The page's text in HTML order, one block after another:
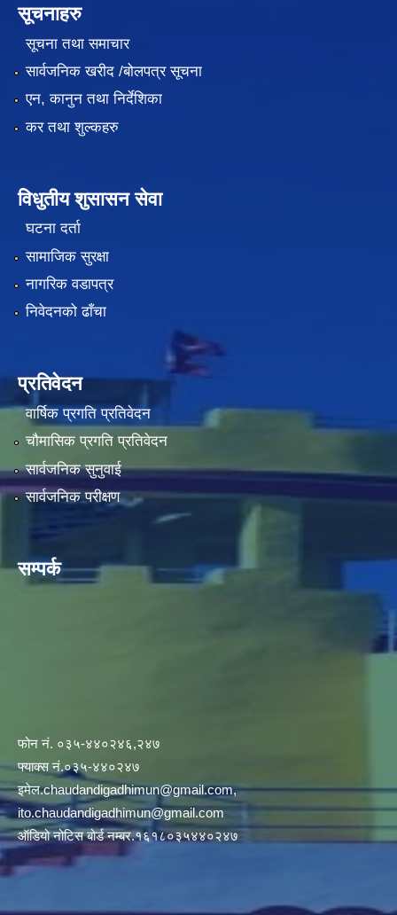
सूचनाहरु
सूचना तथा समाचार
सार्वजनिक खरीद /बोलपत्र सूचना
एन, कानुन तथा निर्देशिका
कर तथा शुल्कहरु
विधुतीय शुसासन सेवा
घटना दर्ता
सामाजिक सुरक्षा
नागरिक वडापत्र
निवेदनको ढाँचा
प्रतिवेदन
वार्षिक प्रगति प्रतिवेदन
चौमासिक प्रगति प्रतिवेदन
सार्वजनिक सुनुवाई
सार्वजनिक परीक्षण
सम्पर्क
फोन नं. ०३५-४४०२४६,२४७
फ्याक्स नं.०३५-४४०२४७
इमेल.chaudandigadhimun@gmail.com,
ito.chaudandigadhimun@gmail.com
ऑडियो नोटिस बोर्ड नम्बर.१६१८०३५४४०२४७